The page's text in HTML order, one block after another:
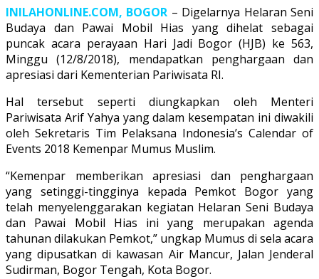
INILAHONLINE.COM, BOGOR – Digelarnya Helaran Seni
Budaya dan Pawai Mobil Hias yang dihelat sebagai
puncak acara perayaan Hari Jadi Bogor (HJB) ke 563,
Minggu (12/8/2018), mendapatkan penghargaan dan
apresiasi dari Kementerian Pariwisata RI.
Hal tersebut seperti diungkapkan oleh Menteri
Pariwisata Arif Yahya yang dalam kesempatan ini diwakili
oleh Sekretaris Tim Pelaksana Indonesia’s Calendar of
Events 2018 Kemenpar Mumus Muslim.
“Kemenpar memberikan apresiasi dan penghargaan
yang setinggi-tingginya kepada Pemkot Bogor yang
telah menyelenggarakan kegiatan Helaran Seni Budaya
dan Pawai Mobil Hias ini yang merupakan agenda
tahunan dilakukan Pemkot,” ungkap Mumus di sela acara
yang dipusatkan di kawasan Air Mancur, Jalan Jenderal
Sudirman, Bogor Tengah, Kota Bogor.